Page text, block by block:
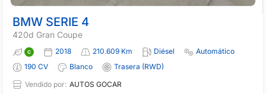
BMW SERIE 4
420d Gran Coupe
2018 210.609 Km Diésel
Automático
190 CV
Blanco
Trasera (RWD)
Vendido por: AUTOS GOCAR